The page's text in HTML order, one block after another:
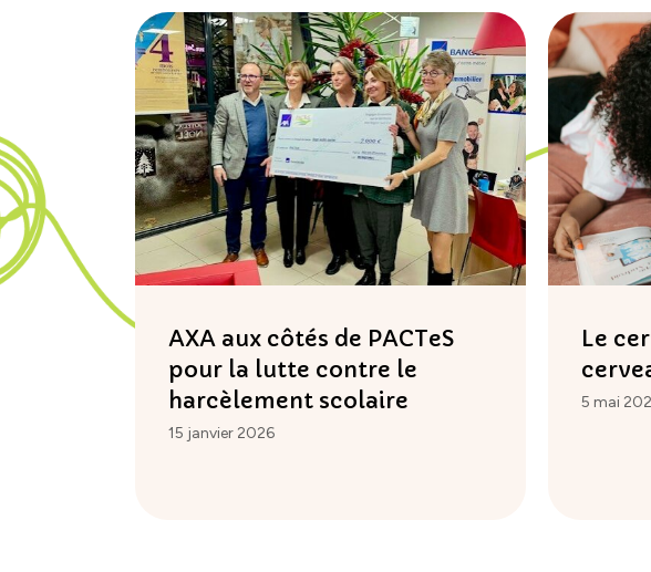
AXA aux côtés de PACTeS
pour la lutte contre le
harcèlement scolaire
15 janvier 2026
Le
5 mai